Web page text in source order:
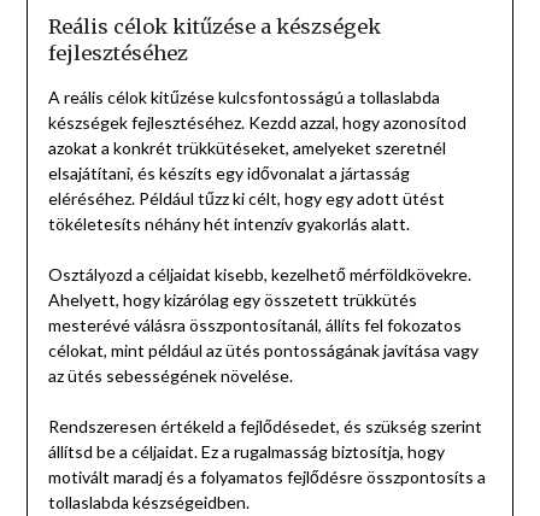
Reális célok kitűzése a készségek
fejlesztéséhez
A reális célok kitűzése kulcsfontosságú a tollaslabda
készségek fejlesztéséhez. Kezdd azzal, hogy azonosítod
azokat a konkrét trükkütéseket, amelyeket szeretnél
elsajátítani, és készíts egy idővonalat a jártasság
eléréséhez. Például tűzz ki célt, hogy egy adott ütést
tökéletesíts néhány hét intenzív gyakorlás alatt.
Osztályozd a céljaidat kisebb, kezelhető mérföldkövekre.
Ahelyett, hogy kizárólag egy összetett trükkütés
mesterévé válásra összpontosítanál, állíts fel fokozatos
célokat, mint például az ütés pontosságának javítása vagy
az ütés sebességének növelése.
Rendszeresen értékeld a fejlődésedet, és szükség szerint
állítsd be a céljaidat. Ez a rugalmasság biztosítja, hogy
motivált maradj és a folyamatos fejlődésre összpontosíts a
tollaslabda készségeidben.